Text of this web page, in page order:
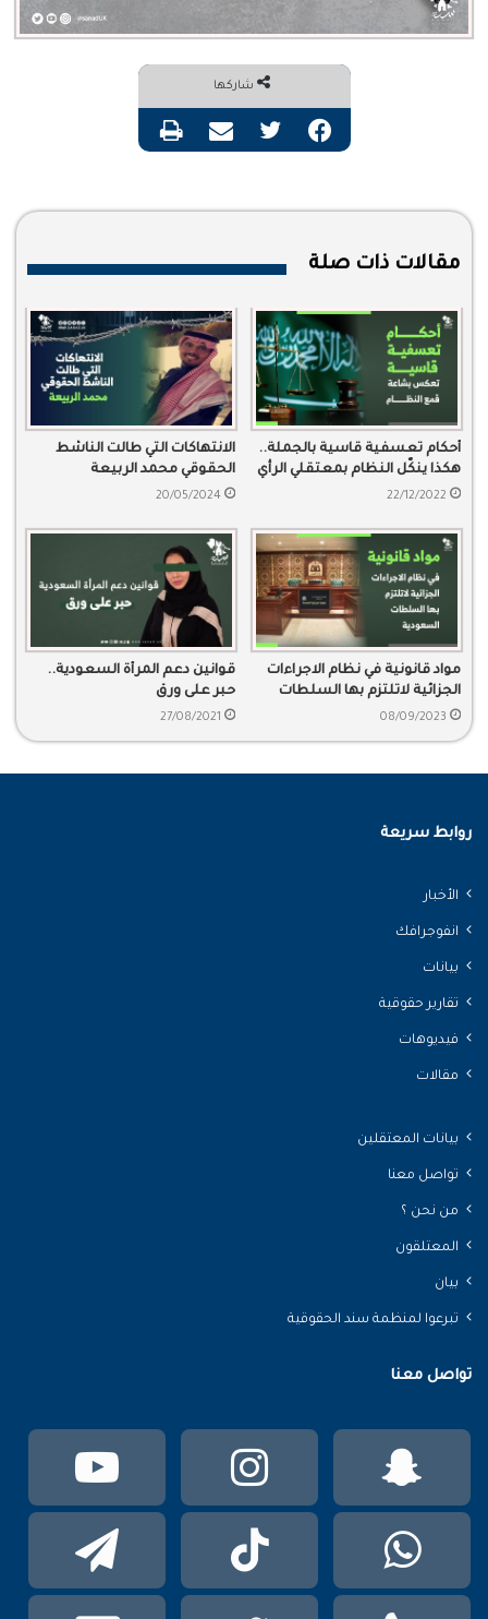
شاركها
فيسبوك تويتر مشاركة عبر البريد طباعة
مقالات ذات صلة
أحكام تعسفية قاسية بالجملة..
هكذا ينكّل النظام بمعتقلي الرأي
22/12/2022
الانتهاكات التي طالت الناشط
الحقوقي محمد الربيعة
20/05/2024
مواد قانونية في نظام الاجراءات
الجزائية لاتلتزم بها السلطات
السعودية
08/09/2023
قوانين دعم المرأة السعودية..
حبر على ورق
27/08/2021
روابط سريعة
الأخبار
انفوجرافك
بيانات
تقارير حقوقية
فيديوهات
مقالات
بيانات المعتقلين
تواصل معنا
من نحن ؟
المعتلقون
بيان
تبرعوا لمنظمة سند الحقوقية
تواصل معنا
انستقرام
سناب
TikTok
واتساب